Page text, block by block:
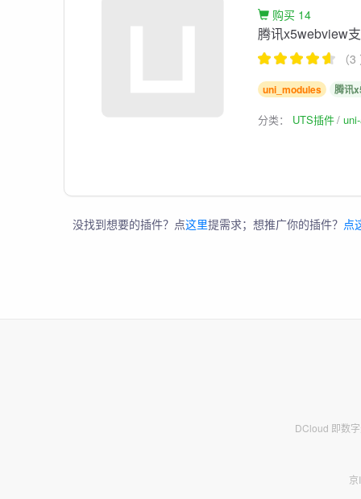
购买 14
腾讯x5webview
（
uni_modules 腾讯
分类： UTS插件
没找到想要的插件？点这里提需求；想推广你的插件？ 点
DCloud 即数